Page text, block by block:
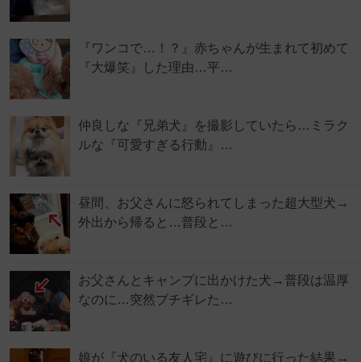
『ワンコで…！？』赤ちゃんが生まれて初めて
『大爆笑』した理由…平…
仲良しな『兄弟犬』を撮影していたら…ミラク
ルな『可愛すぎる行動』…
昼間、お父さんに怒られてしまった超大型犬→
外出から帰ると…普段と…
お父さんとキャンプに出かけた犬→普段は温厚
なのに…突然ブチギレた…
娘が『犬のいる友人宅』に遊びに行った結果→